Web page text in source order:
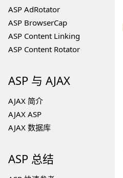
ASP AdRotator
ASP BrowserCap
ASP Content Linking
ASP Content Rotator
ASP 与 AJAX
AJAX 简介
AJAX ASP
AJAX 数据库
ASP 总结